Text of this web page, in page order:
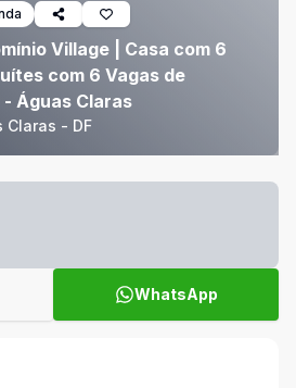
Village | Casa com 6
com 6 Vagas de
Águas Claras
Claras - DF
WhatsApp